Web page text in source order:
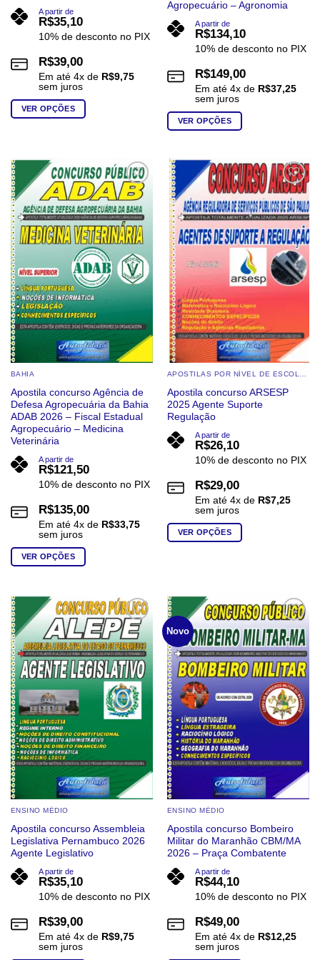
A partir de
R$35,10
10% de desconto no PIX
R$39,00
Em até 4x de R$9,75
sem juros
VER OPÇÕES
várias
variantes.
As
opções
podem
ser
escolhidas
na
página
do
produto
Agropecuário – Agronomia
A partir de
R$134,10
10% de desconto no PIX
R$149,00
Em até 4x de R$37,25
sem juros
VER OPÇÕES
tem
várias
variantes.
As
opções
podem
ser
escolhidas
na
página
do
produto
Add to
wishlist
BAHIA
Apostila concurso Agência de
Defesa Agropecuária da Bahia
ADAB 2026 – Fiscal Estadual
Agropecuário – Medicina
Veterinária
A partir de
R$121,50
10% de desconto no PIX
R$135,00
Em até 4x de R$33,75
sem juros
VER OPÇÕES
tem
várias
variantes.
As
opções
podem
ser
escolhidas
na
página
do
produto
Add to
wishlist
Apostila concurso ARSESP
2025 Agente Suporte
Regulação
A partir de
R$26,10
10% de desconto no PIX
R$29,00
Em até 4x de R$7,25
sem juros
VER OPÇÕES
várias
variantes.
As
opções
podem
ser
escolhidas
na
página
do
produto
Add to
wishlist
ENSINO MÉDIO
Apostila concurso Assembleia
Legislativa Pernambuco 2026
Agente Legislativo
A partir de
R$35,10
10% de desconto no PIX
R$39,00
Em até 4x de R$9,75
sem juros
Novo
Add to
wishlist
ENSINO MÉDIO
Apostila concurso Bombeiro
Militar do Maranhão CBM/MA
2026 – Praça Combatente
A partir de
R$44,10
10% de desconto no PIX
R$49,00
Em até 4x de R$12,25
sem juros